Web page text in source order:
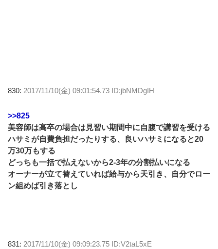
830: 2017/11/10(金) 09:01:54.73 ID:jbNMDgIH
>>825
美容師は高卒の場合は見習い期間中に自腹で講習を受ける
ハサミが自費負担だったりする、良いハサミになると20
万30万もする
どっちも一括で払えないから2-3年の分割払いになる
オーナーが立て替えていれば給与から天引き、自分でロー
ン組めば引き落とし
831: 2017/11/10(金) 09:09:23.75 ID:V2taL5xE